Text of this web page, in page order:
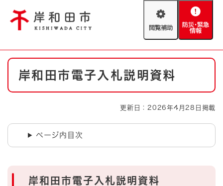
閲
助
防
緊
やさしい日本語
背景色変更 白 黒 青
とじる
防災・緊急情報 救急・消防
ハザードマップ AED設置箇所
本
岸和田市電子入札説明資料
更新日：2026年4月28日掲載
ページ内目次
岸和田市電子入札説明資料